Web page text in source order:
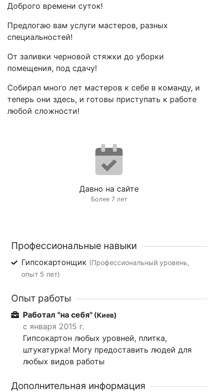
Доброго времени суток!
Предлогаю вам услуги мастеров, разных
специальностей!
От заливки черновой стяжки до уборки
помещения, под сдачу!
Собирал много лет мастеров к себе в команду, и
теперь они здесь, и готовы приступать к работе
любой сложности!
Давно на сайте
Более 7 лет
Профессиональные навыки
Гипсокартонщик (Профессиональный уровень,
опыт 5 лет)
Опыт работы
Работал "на себя" (Киев)
с января 2015 г.
Гипсокартон любых уровней, плитка,
штукатурка! Могу предоставить людей для
любых видов работы
Дополнительная информация